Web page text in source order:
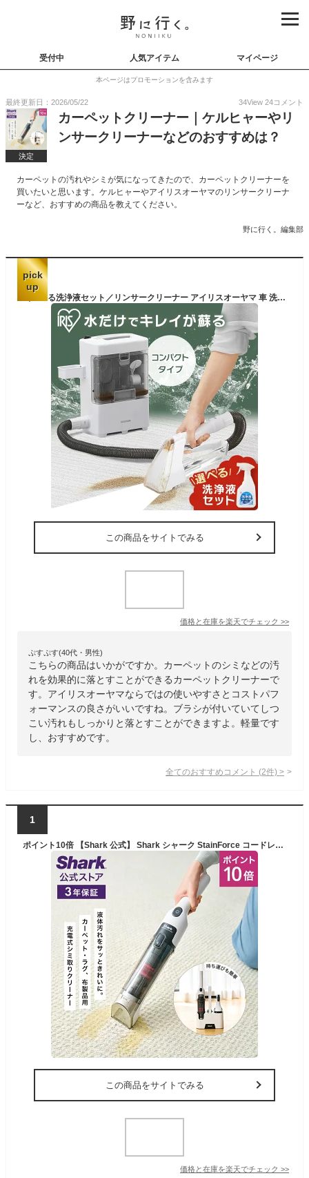
受付中 人気アイテム マイページ
本ページはプロモーションを含みます
最終更新日：2026/05/22 34View 24コメント
決定
カーペットクリーナー｜ケルヒャーやリ
ンサークリーナーなどのおすすめは？
カーペットの汚れやシミが気になってきたので、カーペットクリーナーを
買いたいと思います。ケルヒャーやアイリスオーヤマのリンサークリーナ
ーなど、おすすめの商品を教えてください。
野に行く。編集部
pick
up
＼選べる洗浄液セット／リンサークリーナー アイリスオーヤマ 車 洗剤 クリーナー 洗浄機 カーペット用掃除機 0.3L リンサー洗浄機 クリーナー 掃除機 掃除 大掃除 カーペットクリーナー ラグ ソファ 車内クリーニング RNS-300
この商品をサイトでみる
価格と在庫を楽天でチェック >>
ぷすぷす(40代・男性)
こちらの商品はいかがですか。カーペットのシミなどの汚
れを効果的に落とすことができるカーペットクリーナーで
す。アイリスオーヤマならではの使いやすさとコストパフ
ォーマンスの良さがいいですね。ブラシが付いていてしつ
こい汚れもしっかりと落とすことができますよ。軽量です
し、おすすめです。
全てのおすすめコメント (2件) >
1
ポイント10倍 【Shark 公式】 Shark シャーク StainForce コードレスシミ取りクリーナー HX100J / カーペットクリーナー コードレス ペット シミ抜き ベッド ソファ カーテン マットレス 布 強力吸引 車内 ベビーカー 大掃除 カーペット洗浄機
この商品をサイトでみる
価格と在庫を楽天でチェック >>